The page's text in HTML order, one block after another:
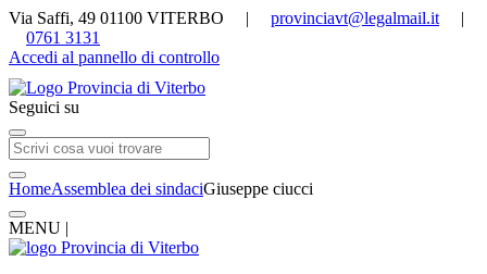
Via Saffi, 49 01100 VITERBO | provinciavt@legalmail.it |
0761 3131
Accedi al pannello di controllo
Seguici su
HomeAssemblea dei sindaciGiuseppe ciucci
MENU |